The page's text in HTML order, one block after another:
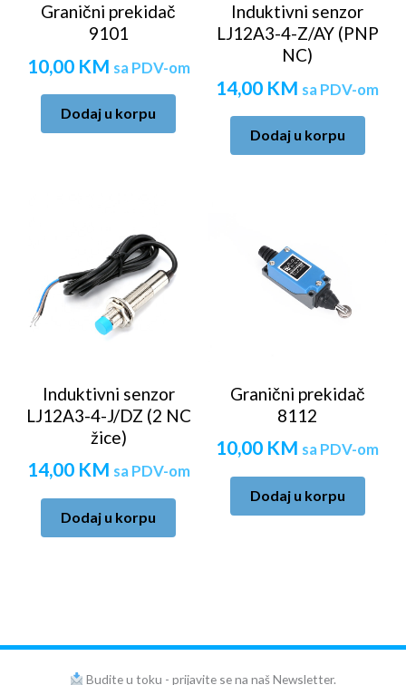
Granični prekidač
9101
10,00 KM sa PDV-om
Dodaj u korpu
Induktivni senzor
LJ12A3-4-Z/AY (PNP
NC)
14,00 KM sa PDV-om
Dodaj u korpu
Induktivni senzor
LJ12A3-4-J/DZ (2 NC
žice)
14,00 KM sa PDV-om
Dodaj u korpu
Granični prekidač
8112
10,00 KM sa PDV-om
Dodaj u korpu
Budite u toku - prijavite se na naš Newsletter.